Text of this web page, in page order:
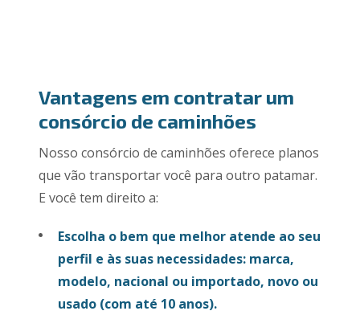
Vantagens em contratar um
consórcio de caminhões
Nosso consórcio de caminhões oferece planos
que vão transportar você para outro patamar.
E você tem direito a:
Escolha o bem que melhor atende ao seu
perfil e às suas necessidades: marca,
modelo, nacional ou importado, novo ou
usado (com até 10 anos).